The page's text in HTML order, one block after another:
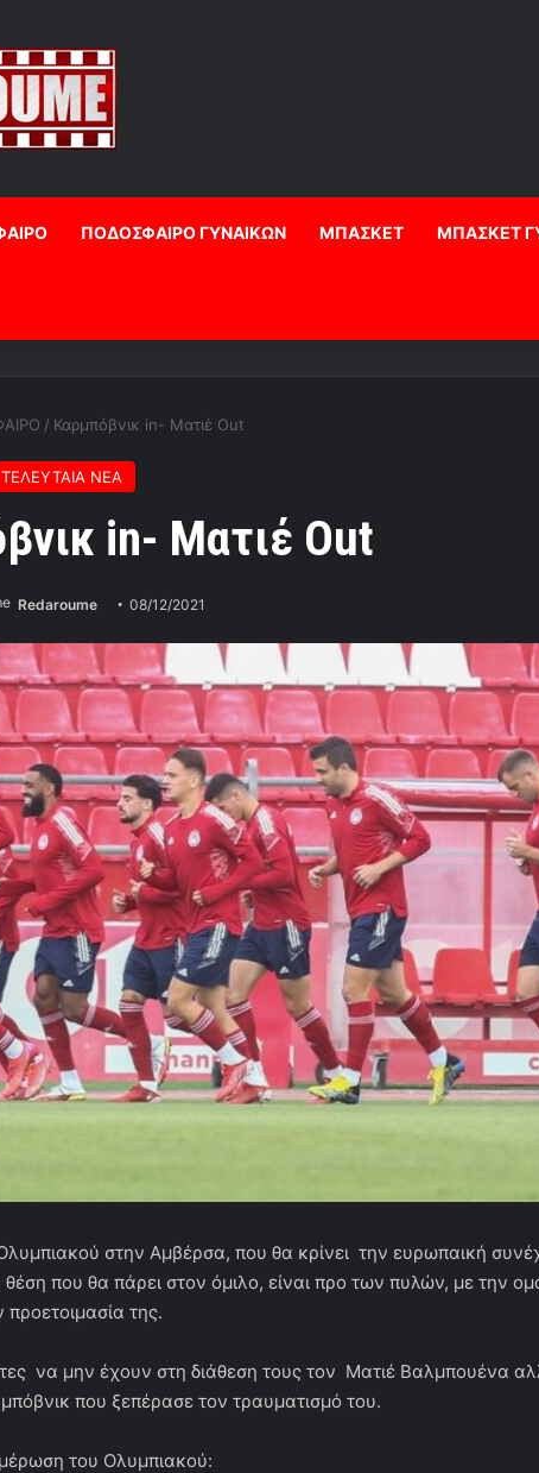
ΠΟΔΟΣΦΑΙΡΟ ΓΥΝΑΙΚΩΝ ΜΠΑΣΚΕΤ ΜΠΑΣΚΕΤ
/ Καρμπόβνικ in- Ματιέ Out
ΤΕΛΕΥΤΑΙΑ ΝΕΑ
in- Ματιέ Out
Redaroume 08/12/2021
στην Αμβέρσα, που θα κρίνει την ευρωπαική
που θα πάρει στον όμιλο, είναι προ των πυλών, με την
της.
να μην έχουν στη διάθεση τους τον Ματιέ Βαλμπουένα
που ξεπέρασε τον τραυματισμό του.
του Ολυμπιακού: